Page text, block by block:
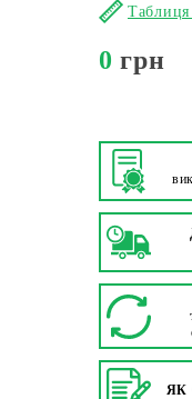
Таблиця
0 грн
ЯК